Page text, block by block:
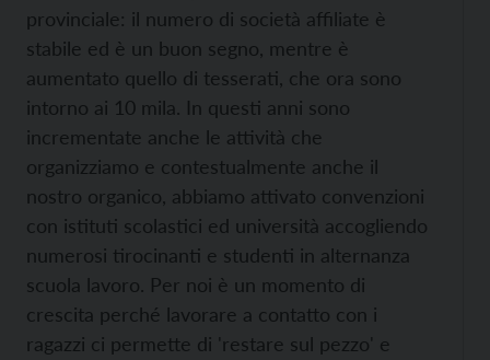
provinciale: il numero di società affiliate è
stabile ed è un buon segno, mentre è
aumentato quello di tesserati, che ora sono
intorno ai 10 mila. In questi anni sono
incrementate anche le attività che
organizziamo e contestualmente anche il
nostro organico, abbiamo attivato convenzioni
con istituti scolastici ed università accogliendo
numerosi tirocinanti e studenti in alternanza
scuola lavoro. Per noi è un momento di
crescita perché lavorare a contatto con i
ragazzi ci permette di 'restare sul pezzo' e